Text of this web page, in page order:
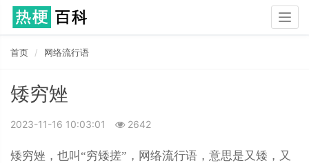
首页 网络流行语
矮穷矬
2023-11-16 10:03:01 2642
矮穷矬，也叫“穷矮搓”，网络流行语，意思是又矮，又